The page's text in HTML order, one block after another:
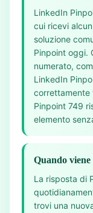
LinkedIn
cui ricevi
soluzione
Pinpoint oggi.
numerato,
LinkedIn
correttamente
Pinpoint 749
elemento
Quando
La risposta di
trovi una